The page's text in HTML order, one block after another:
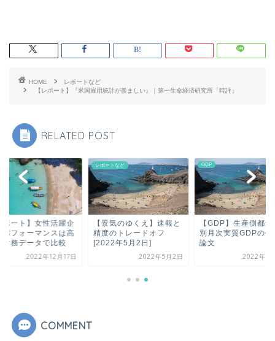
HOME
レポートなど
【レポート】『米国雇用統計が羨ましい』｜第一生命経済研究所「時評」
RELATED POST
ポート】女性活躍企
パフォーマンスは高
財務データで比較
2022年12月17日
レポートなど
【景気のゆくえ】速報と
精度のトレードオフ
[2022年5月2日]
2022年5月2日
GDP
【GDP】生産側都道
別月次実質GDPの作
論文
2022年9
COMMENT